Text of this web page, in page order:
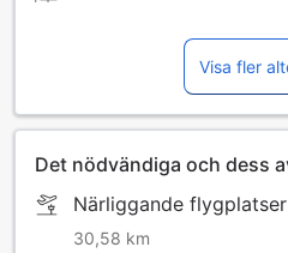
Visa fler
Det nödvändiga och dess
Närliggande flygplatser
30,58 km